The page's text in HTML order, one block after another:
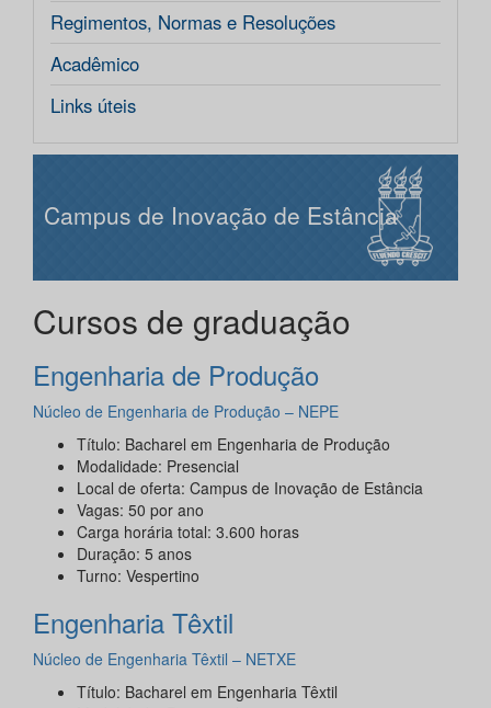
Regimentos, Normas e Resoluções
Acadêmico
Links úteis
Campus de Inovação de Estância
Cursos de graduação
Engenharia de Produção
Núcleo de Engenharia de Produção – NEPE
Título: Bacharel em Engenharia de Produção
Modalidade: Presencial
Local de oferta: Campus de Inovação de Estância
Vagas: 50 por ano
Carga horária total: 3.600 horas
Duração: 5 anos
Turno: Vespertino
Engenharia Têxtil
Núcleo de Engenharia Têxtil – NETXE
Título: Bacharel em Engenharia Têxtil